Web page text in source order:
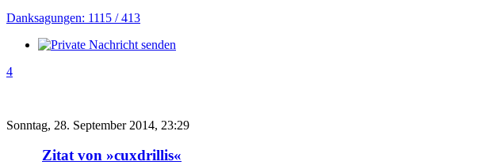
Danksagungen: 1115 / 413
4
Sonntag, 28. September 2014, 23:29
Zitat von »cuxdrillis«